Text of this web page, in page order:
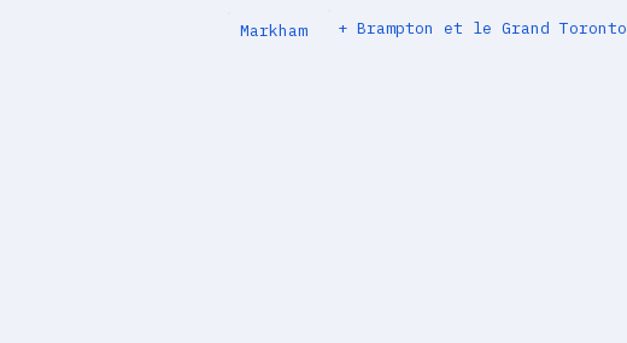
Markham + Brampton et le Grand Toronto